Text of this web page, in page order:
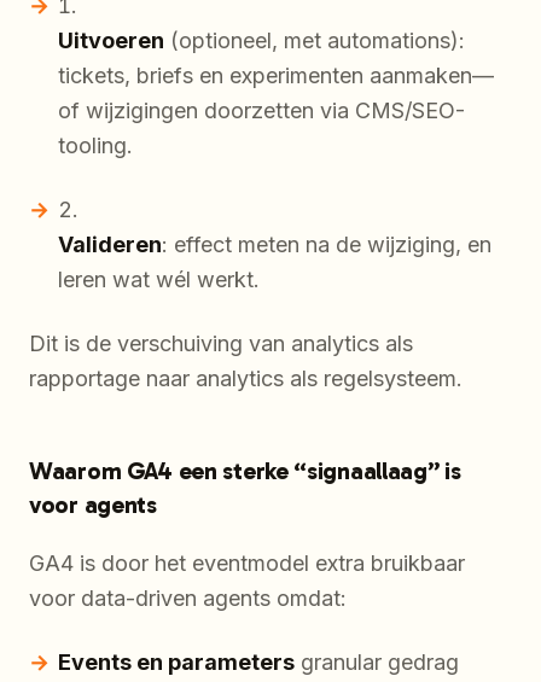
Uitvoeren (optioneel, met automations):
tickets, briefs en experimenten aanmaken—
of wijzigingen doorzetten via CMS/SEO-
tooling.
Valideren: effect meten na de wijziging, en
leren wat wél werkt.
Dit is de verschuiving van analytics als
rapportage naar analytics als regelsysteem.
Waarom GA4 een sterke “signaallaag” is
voor agents
GA4 is door het eventmodel extra bruikbaar
voor data-driven agents omdat:
Events en parameters granular gedrag